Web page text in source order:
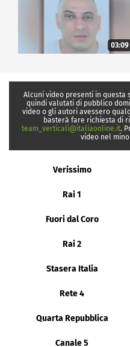
03:09
Alcuni video presenti in questa
quindi valutati di pubblico
video o gli autori avessero
basterà fare richiesta di
team_verticali@italiaonline.it.
video nel
Verissimo
Rai 1
Fuori dal Coro
Rai 2
Stasera Italia
Rete 4
Quarta Repubblica
Canale 5